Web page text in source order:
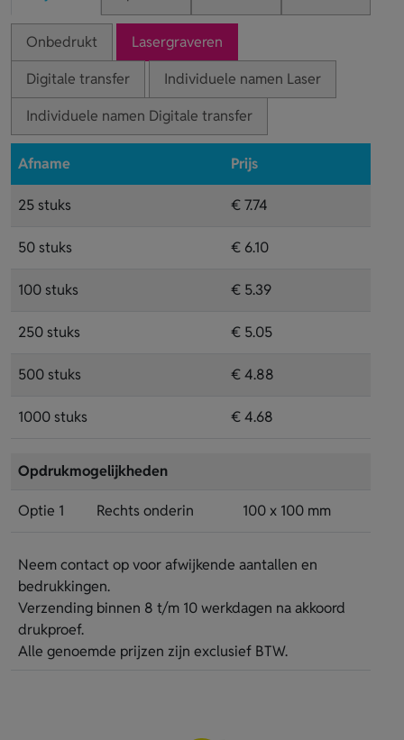
Onbedrukt
Lasergraveren
Digitale transfer
Individuele namen Laser
Individuele namen Digitale transfer
Afname Prijs
25 stuks € 7.74
50 stuks € 6.10
100 stuks € 5.39
250 stuks € 5.05
500 stuks € 4.88
1000 stuks € 4.68
Opdrukmogelijkheden
Optie 1 Rechts onderin 100 x 100 mm
Neem contact op voor afwijkende aantallen en
bedrukkingen.
Verzending binnen 8 t/m 10 werkdagen na akkoord
drukproef.
Alle genoemde prijzen zijn exclusief BTW.